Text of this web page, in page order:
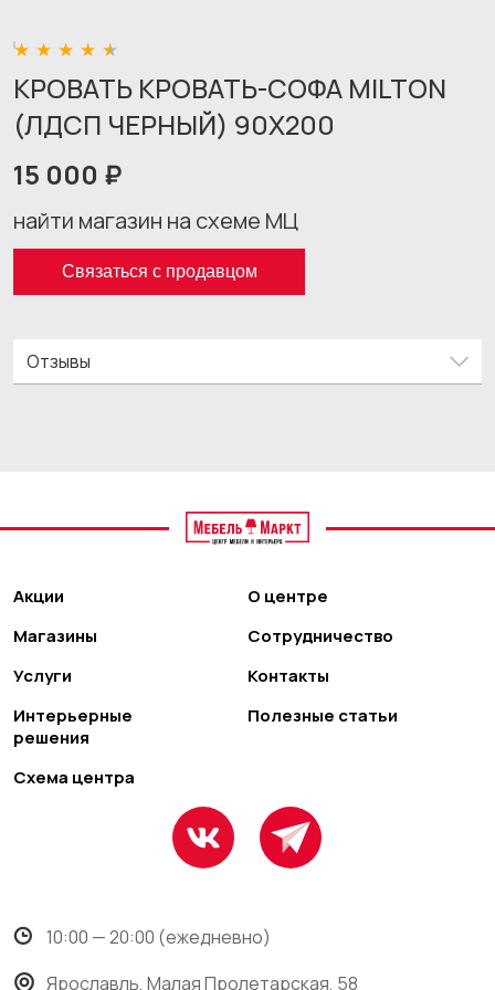
КРОВАТЬ КРОВАТЬ-СОФА MILTON
(ЛДСП ЧЕРНЫЙ) 90X200
15 000 ₽
найти магазин на схеме МЦ
Связаться с продавцом
Отзывы
Акции
Магазины
Услуги
Интерьерные
решения
Схема центра
О центре
Сотрудничество
Контакты
Полезные статьи
10:00 — 20:00 (ежедневно)
Ярославль, Малая Пролетарская, 58